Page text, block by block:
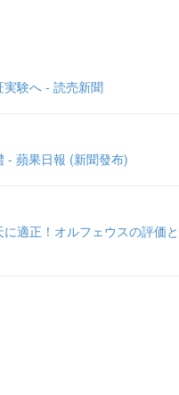
験へ - 読売新聞
- 蘋果日報 (新聞發布)
適正！オルフェウスの評価と